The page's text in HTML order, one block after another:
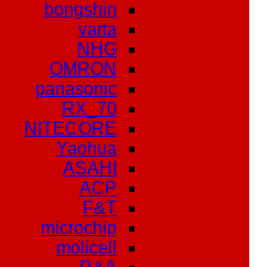
bongshin
varta
NHG
OMRON
panasonic
RX_70
NITECORE
Yaohua
ASAHI
ACP
F&T
microchip
molicell